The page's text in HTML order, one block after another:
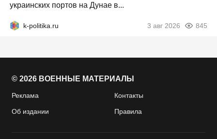
украинских портов на Дунае в...
k-politika.ru 3 авг 2026 845
© 2026 ВОЕННЫЕ МАТЕРИАЛЫ
Реклама Контакты
Об издании Правила